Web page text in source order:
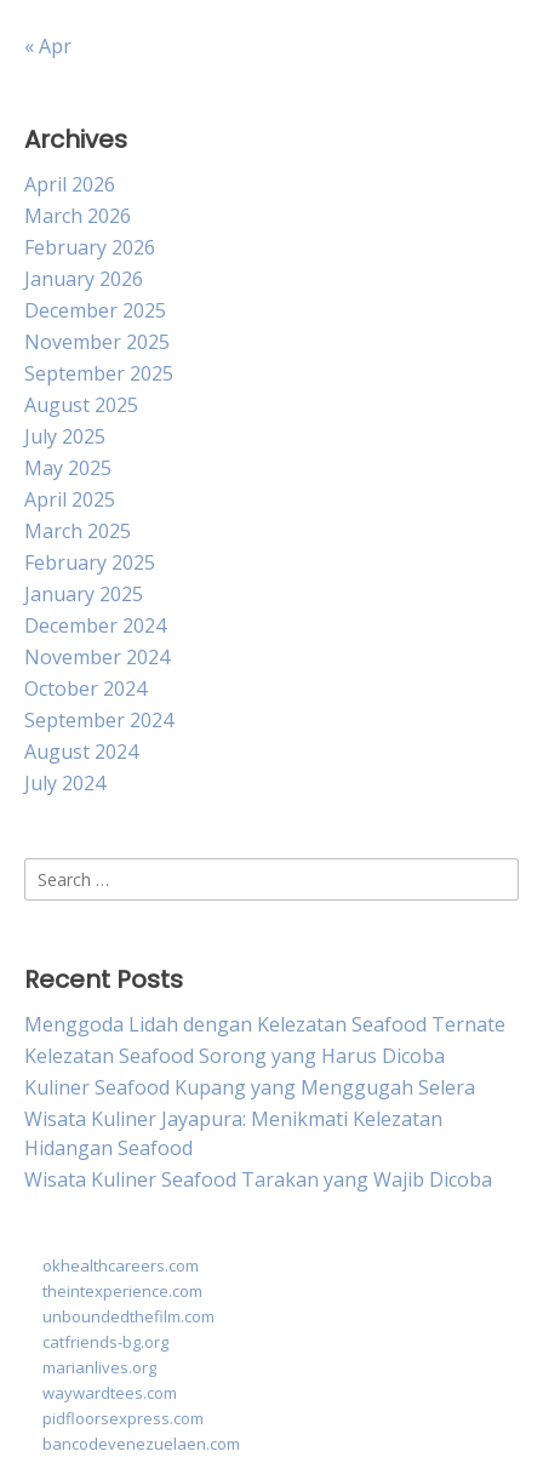
« Apr
Archives
April 2026
March 2026
February 2026
January 2026
December 2025
November 2025
September 2025
August 2025
July 2025
May 2025
April 2025
March 2025
February 2025
January 2025
December 2024
November 2024
October 2024
September 2024
August 2024
July 2024
Search
for:
Recent Posts
Menggoda Lidah dengan Kelezatan Seafood Ternate
Kelezatan Seafood Sorong yang Harus Dicoba
Kuliner Seafood Kupang yang Menggugah Selera
Wisata Kuliner Jayapura: Menikmati Kelezatan
Hidangan Seafood
Wisata Kuliner Seafood Tarakan yang Wajib Dicoba
okhealthcareers.com
theintexperience.com
unboundedthefilm.com
catfriends-bg.org
marianlives.org
waywardtees.com
pidfloorsexpress.com
bancodevenezuelaen.com